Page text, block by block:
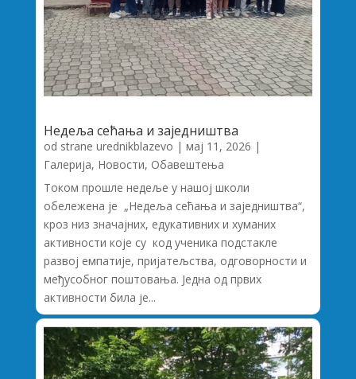
Недеља сећања и заједништва
od strane urednikblazevo | мај 11, 2026 |
Галерија, Новости, Обавештења
Током прошле недеље у нашој школи
обележена је „Недеља сећања и заједништва“,
кроз низ значајних, едукативних и хуманих
активности које су код ученика подстакле
развој емпатије, пријатељства, одговорности и
међусобног поштовања. Једна од првих
активности била је...